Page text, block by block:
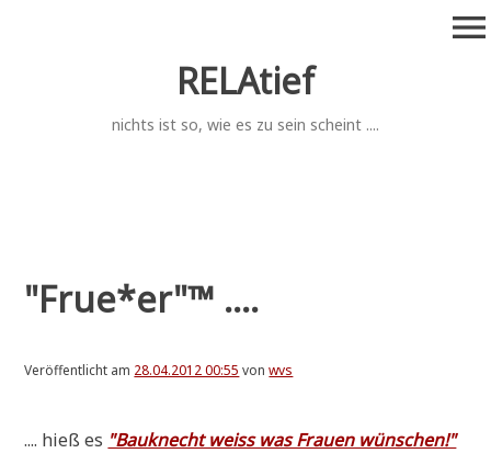
RELAtief
nichts ist so, wie es zu sein scheint ....
menu
"Frue*er"™ ....
Veröffentlicht am 28.04.2012 00:55 vonwvs
.... hieß es "Bau­knecht weiss was Frau­en wünschen!"